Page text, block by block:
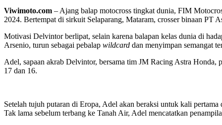
Viwimoto.com – Ajang balap motocross tingkat dunia, FIM
2024. Bertempat di sirkuit Selaparang, Mataram, crosser binaan
Motivasi Delvintor berlipat, selain karena balapan kelas dunia di
Arsenio, turun sebagai pebalap wildcard dan menyimpan semangat
Adel, sapaan akrab Delvintor, bersama tim JM Racing Astra
17 dan 16.
Setelah tujuh putaran di Eropa, Adel akan beraksi untuk kali
Tak lama sebelum terbang ke Tanah Air, Adel mencatatkan